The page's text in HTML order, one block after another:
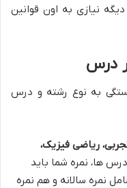
نیازی به اون قوانین
درس
به نوع رشته و درس
ریاضی فیزیک،
ها، نمره شما باید
نمره 10 هم شامل نمره سالانه و هم نمره